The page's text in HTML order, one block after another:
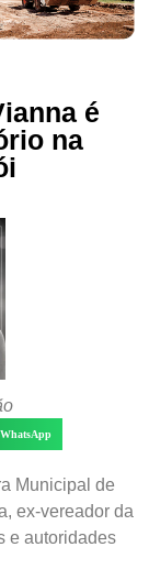
é
na
WhatsApp
Municipal de
ex-vereador da
e autoridades